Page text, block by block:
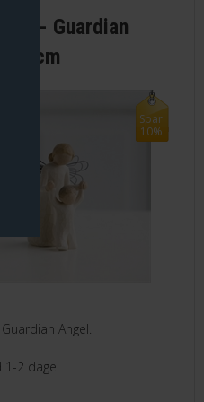
- Guardian
cm
Spar
10%
Angel.
1-2 dage